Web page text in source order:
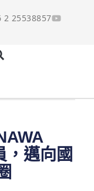
2 25538857
，邁向國